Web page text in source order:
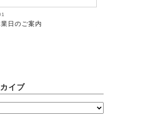
日のご案内
イブ